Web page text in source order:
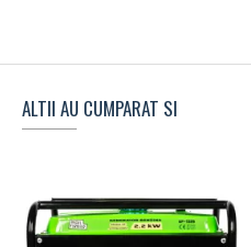
ALTII AU CUMPARAT SI